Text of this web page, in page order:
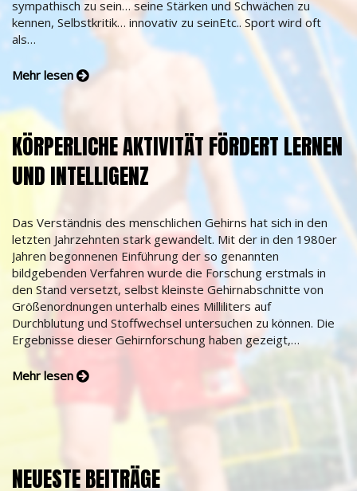
sympathisch zu sein… seine Stärken und Schwächen zu
kennen, Selbstkritik… innovativ zu seinEtc.. Sport wird oft
als…
Mehr lesen
KÖRPERLICHE AKTIVITÄT FÖRDERT LERNEN
UND INTELLIGENZ
Das Verständnis des menschlichen Gehirns hat sich in den
letzten Jahrzehnten stark gewandelt. Mit der in den 1980er
Jahren begonnenen Einführung der so genannten
bildgebenden Verfahren wurde die Forschung erstmals in
den Stand versetzt, selbst kleinste Gehirnabschnitte von
Größenordnungen unterhalb eines Milliliters auf
Durchblutung und Stoffwechsel untersuchen zu können. Die
Ergebnisse dieser Gehirnforschung haben gezeigt,…
Mehr lesen
NEUESTE BEITRÄGE